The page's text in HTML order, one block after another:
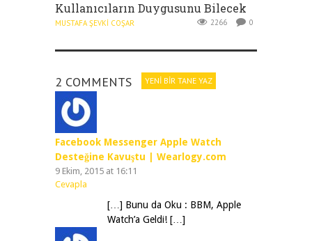
Kullanıcıların Duygusunu Bilecek
MUSTAFA ŞEVKI COŞAR 2266 0
2 COMMENTS YENI BIR TANE YAZ
Facebook Messenger Apple Watch
Desteğine Kavuştu | Wearlogy.com
9 Ekim, 2015 at 16:11
Cevapla
[…] Bunu da Oku : BBM, Apple
Watch’a Geldi! […]